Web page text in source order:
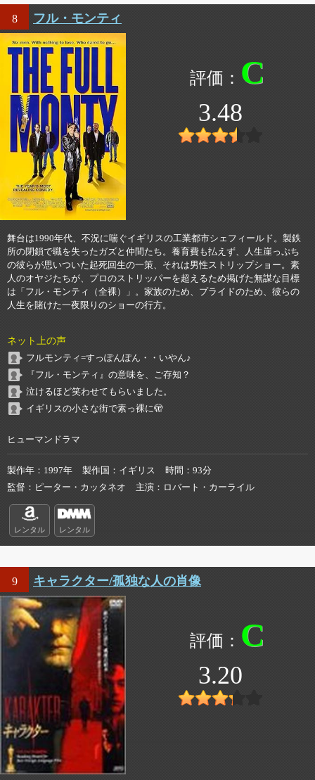
8 フル・モンティ
C
3.48
舞台は1990年代、不況に喘ぐイギリスの工業都市シェフィールド。製鉄
所の閉鎖で職を失ったガズと仲間たち。養育費も払えず、人生崖っぷち
の彼らが思いついた起死回生の一策、それは男性ストリップショー。素
人のオヤジたちが、プロのストリッパーを超えるため掲げた無謀な目標
は「フル・モンティ（全裸）」。家族のため、プライドのため、彼らの
人生を賭けた一夜限りのショーの行方。
ネット上の声
フルモンティ=すっぽんぽん・・いやん♪
『フル・モンティ』の意味を、ご存知？
泣けるほど笑わせてもらいました。
イギリスの小さな街で素っ裸に🫣
ヒューマンドラマ
製作年 1997年 製作国 イギリス 時間
93分
監督
ピーター・カッタネオ 主演 ロバート・カーライル
レンタル レンタル
9 キャラクター/孤独な人の肖像
C
3.20